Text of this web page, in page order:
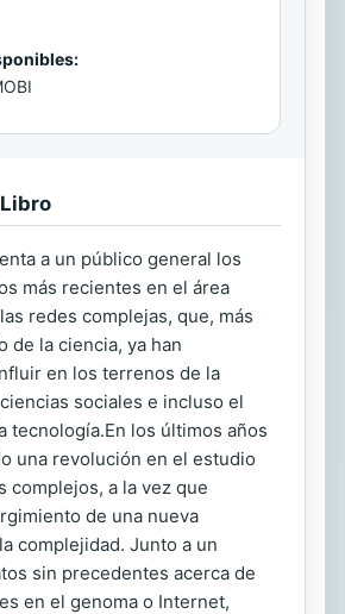
a un público general los
más recientes en el área
redes complejas, que, más
de la ciencia, ya han
en los terrenos de la
sociales e incluso el
tecnología.En los últimos años
una revolución en el estudio
complejos, a la vez que
de una nueva
complejidad. Junto a un
sin precedentes acerca de
en el genoma o Internet,